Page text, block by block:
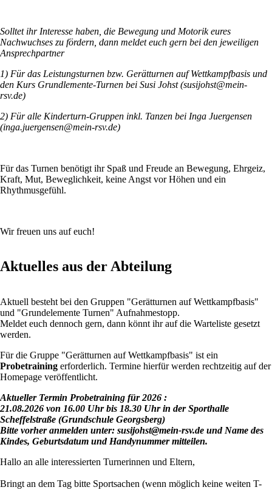
Solltet ihr Interesse haben, die Bewegung und Motorik eures
Nachwuchses zu fördern, dann meldet euch gern bei den jeweiligen
Ansprechpartner
1) Für das Leistungsturnen bzw. Gerätturnen auf Wettkampfbasis und
den Kurs Grundlemente-Turnen bei Susi Johst (susijohst@mein-
rsv.de)
2) Für alle Kinderturn-Gruppen inkl. Tanzen bei Inga Juergensen
(inga.juergensen@mein-rsv.de)
Für das Turnen benötigt ihr Spaß und Freude an Bewegung, Ehrgeiz,
Kraft, Mut, Beweglichkeit, keine Angst vor Höhen und ein
Rhythmusgefühl.
Wir freuen uns auf euch!
Aktuelles aus der Abteilung
Aktuell besteht bei den Gruppen "Gerätturnen auf Wettkampfbasis"
und "Grundelemente Turnen" Aufnahmestopp.
Meldet euch dennoch gern, dann könnt ihr auf die Warteliste gesetzt
werden.
Für die Gruppe "Gerätturnen auf Wettkampfbasis" ist ein
Probetraining erforderlich. Termine hierfür werden rechtzeitig auf der
Homepage veröffentlicht.
Aktueller Termin Probetraining für 2026 :
21.08.2026 von 16.00 Uhr bis 18.30 Uhr in der Sporthalle
Scheffelstraße (Grundschule Georgsberg)
Bitte vorher anmelden unter: susijohst@mein-rsv.de und Name des
Kindes, Geburtsdatum und Handynummer mitteilen.
Hallo an alle interessierten Turnerinnen und Eltern,
Bringt an dem Tag bitte Sportsachen (wenn möglich keine weiten T-